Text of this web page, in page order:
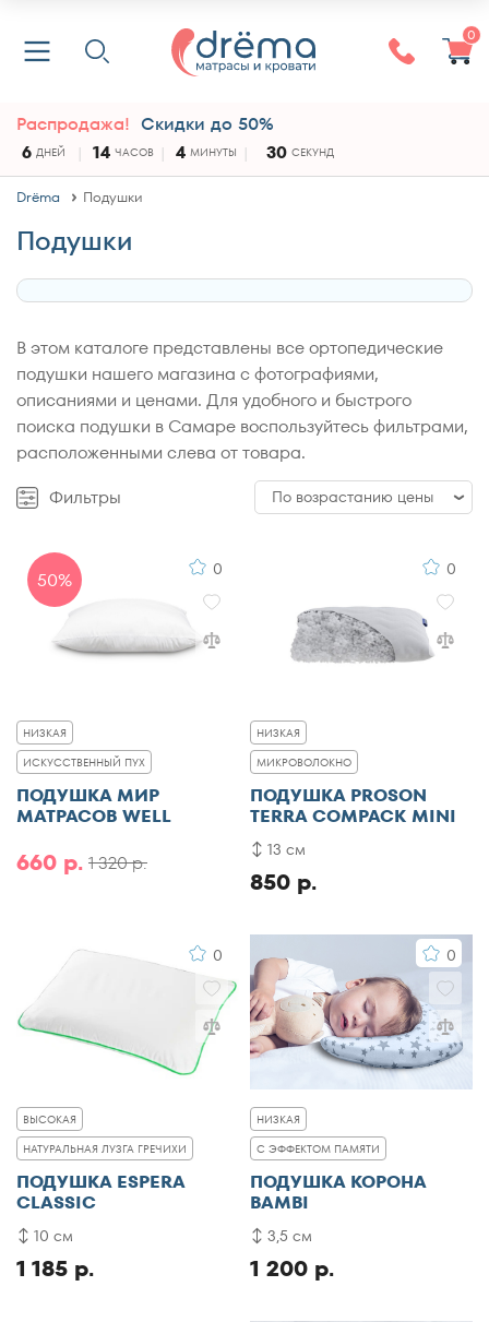
0
Распродажа! Скидки до 50%
6 ДНЕЙ 14 ЧАСОВ 4 МИНУТЫ 29 СЕКУНД
Drёma Подушки
Подушки
В этом каталоге представлены все ортопедические
подушки нашего магазина с фотографиями,
описаниями и ценами. Для удобного и быстрого
поиска подушки в Самаре воспользуйтесь фильтрами,
расположенными слева от товара.
Фильтры
По возрастанию цены
По популярности
50% 0
НИЗКАЯ
ИСКУССТВЕННЫЙ ПУХ
ПОДУШКА МИР
МАТРАСОВ WELL
1 320 р.
660 р.
0
НИЗКАЯ
МИКРОВОЛОКНО
ПОДУШКА PROSON
TERRA COMPACK MINI
850 р.
13 см
0
ВЫСОКАЯ
НАТУРАЛЬНАЯ ЛУЗГА ГРЕЧИХИ
ПОДУШКА ESPERA
CLASSIC
1 185 р.
10 см
0
НИЗКАЯ
С ЭФФЕКТОМ ПАМЯТИ
ПОДУШКА КОРОНА
BAMBI
1 200 р.
3,5 см